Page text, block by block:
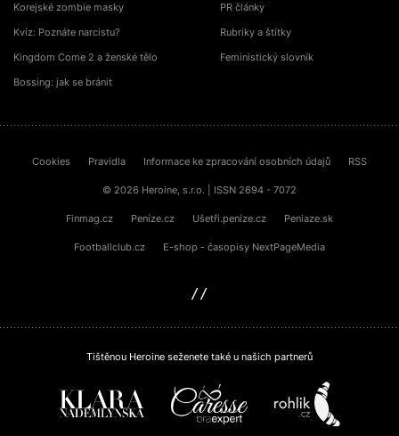
Korejské zombie masky
Kvíz: Poznáte narcistu?
Kingdom Come 2 a ženské tělo
Bossing: jak se bránit
PR články
Rubriky a štítky
Feministický slovník
Cookies Pravidla Informace ke zpracování osobních údajů RSS
© 2026 Heroine, s.r.o. | ISSN 2694 - 7072
Finmag.cz Peníze.cz Ušetři.peníze.cz Peniaze.sk
Footballclub.cz E-shop - časopisy NextPageMedia
Tištěnou Heroine seženete také u našich partnerů